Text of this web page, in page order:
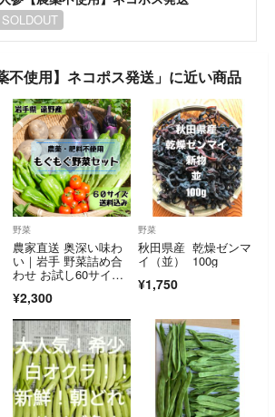
SOLDOUT
不使用】ネコポス発送」に近い商品
野菜
農家直送 奥深い味わ
い｜岩手 野菜詰め合
わせ お試し60サイ
使用》
¥2,300
野菜
秋田県産 乾燥ゼンマ
イ（並） 100g
¥1,750